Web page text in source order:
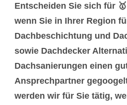
Entscheiden Sie sich für
wenn Sie in Ihrer Region
Dachbeschichtung und
sowie Dachdecker
Dachsanierungen einen
Ansprechpartner
werden wir für Sie tätig,